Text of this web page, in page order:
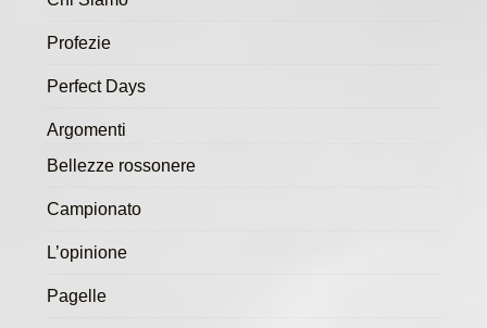
Profezie
Perfect Days
Argomenti
Bellezze rossonere
Campionato
L’opinione
Pagelle